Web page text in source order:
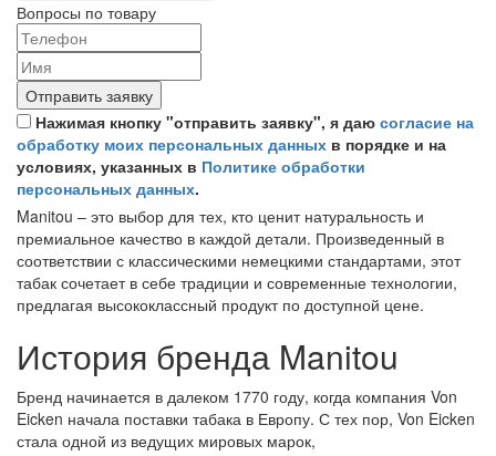
Вопросы по товару
Отправить заявку
Нажимая кнопку "отправить заявку", я даю согласие на
обработку моих персональных данных в порядке и на
условиях, указанных в Политике обработки
персональных данных.
Manitou – это выбор для тех, кто ценит натуральность и
премиальное качество в каждой детали. Произведенный в
соответствии с классическими немецкими стандартами, этот
табак сочетает в себе традиции и современные технологии,
предлагая высококлассный продукт по доступной цене.
История бренда Manitou
Бренд начинается в далеком 1770 году, когда компания Von
Eicken начала поставки табака в Европу. С тех пор, Von Eicken
стала одной из ведущих мировых марок,